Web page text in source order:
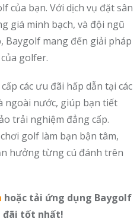
của bạn. Với dịch vụ đặt sân
giá minh bạch, và đội ngũ
Baygolf mang đến giải pháp
golfer.
các ưu đãi hấp dẫn tại các
ngoài nước, giúp bạn tiết
trải nghiệm đẳng cấp.
golf làm bạn bận tâm,
hưởng từng cú đánh trên
hoặc tải ứng dụng Baygolf
đãi tốt nhất!